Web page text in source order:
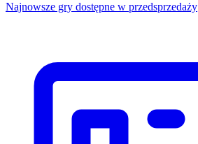
Najnowsze gry dostępne w przedsprzedaży